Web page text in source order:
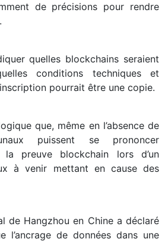
de précisions pour rendre
quelles blockchains seraient
conditions techniques et
pourrait être une copie.
que, même en l’absence de
puissent se prononcer
la preuve blockchain lors d’un
à venir mettant en cause des
de Hangzhou en Chine a déclaré
l’ancrage de données dans une